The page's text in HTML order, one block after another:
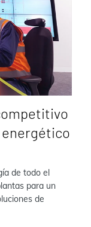
de todo el
para un
de